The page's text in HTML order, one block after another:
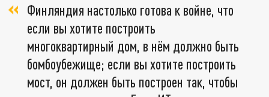
Финляндия настолько готова к войне, что
если вы хотите построить
многоквартирный дом, в нём должно быть
бомбоубежище; если вы хотите построить
мост, он должен быть построен так, чтобы